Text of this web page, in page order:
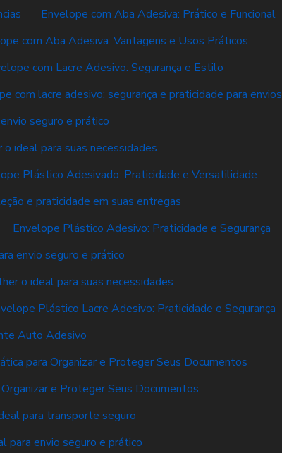
Envelope com Aba Adesiva: Prático e Funcional
com Aba Adesiva: Vantagens e Usos Práticos
com Lacre Adesivo: Segurança e Estilo
com lacre adesivo: segurança e praticidade para envios
seguro e prático
ideal para suas necessidades
Plástico Adesivado: Praticidade e Versatilidade
e praticidade em suas entregas
Envelope Plástico Adesivo: Praticidade e Segurança
envio seguro e prático
o ideal para suas necessidades
Plástico Lacre Adesivo: Praticidade e Segurança
Auto Adesivo
para Organizar e Proteger Seus Documentos
e Proteger Seus Documentos
para transporte seguro
para envio seguro e prático